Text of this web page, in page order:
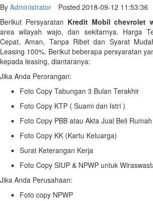
By Administrator
Posted 2018-09-12 11:53:36
Berikut Persyaratan Kredit Mobil chevrolet
area wilayah wajo, dan sekitarnya. Harga
Cepat, Aman, Tanpa Ribet dan Syarat
Leasing 100%. Berikut beberapa persyaratan
kepada leasing, diantaranya:
Jika Anda Perorangan:
Foto Copy Tabungan 3 Bulan Terakhir
Foto Copy KTP ( Suami dan Istri )
Foto Copy PBB atau Akta Jual Beli Rumah
Foto Copy KK (Kartu Keluarga)
Surat Keterangan Kerja
Foto Copy SIUP & NPWP untuk
Jika Anda Perusahaan:
Foto copy NPWP